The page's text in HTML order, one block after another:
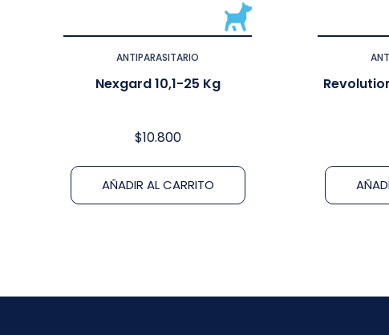
ANTIPARASITARIO
Nexgard 10,1-25 Kg
$10.800
AÑADIR AL CARRITO